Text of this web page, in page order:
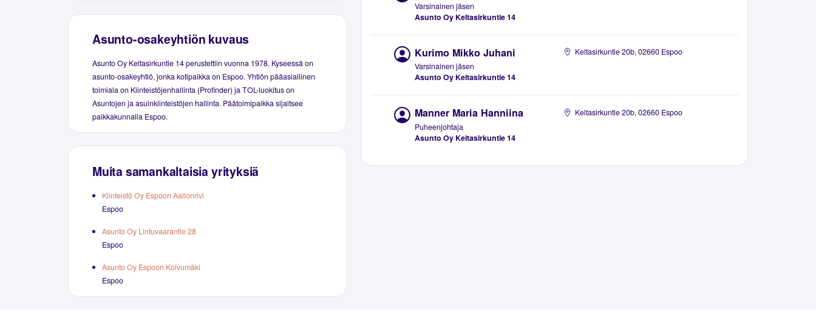
Asunto-osakeyhtiön kuvaus
Asunto Oy Keltasirkuntie 14 perustettiin vuonna 1978. Kyseessä on
asunto-osakeyhtiö, jonka kotipaikka on Espoo. Yhtiön pääasiallinen
toimiala on Kiinteistöjenhallinta (Profinder) ja TOL-luokitus on
Asuntojen ja asuinkiinteistöjen hallinta. Päätoimipaikka sijaitsee
paikkakunnalla Espoo.
Muita samankaltaisia yrityksiä
Kiinteistö Oy Espoon Aallonrivi
Espoo
Asunto Oy Lintuvaarantie 28
Espoo
Asunto Oy Espoon Koivumäki
Espoo
Varsinainen jäsen
Asunto Oy Keltasirkuntie 14
Kurimo Mikko Juhani
Varsinainen jäsen
Asunto Oy Keltasirkuntie 14
Keltasirkuntie 20b, 02660 Espoo
Manner Maria Hanniina
Puheenjohtaja
Asunto Oy Keltasirkuntie 14
Keltasirkuntie 20b, 02660 Espoo